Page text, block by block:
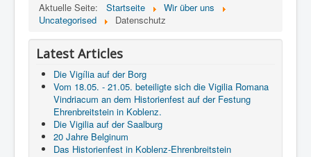
Aktuelle Seite: Startseite
Wir über uns
Uncategorised
Datenschutz
Latest Articles
Die Vigília auf der Borg
Vom 18.05. - 21.05. beteiligte sich die Vigilia Romana
Vindriacum an dem Historienfest auf der Festung
Ehrenbreitstein in Koblenz.
Die Vigilia auf der Saalburg
20 Jahre Belginum
Das Historienfest in Koblenz-Ehrenbreitstein